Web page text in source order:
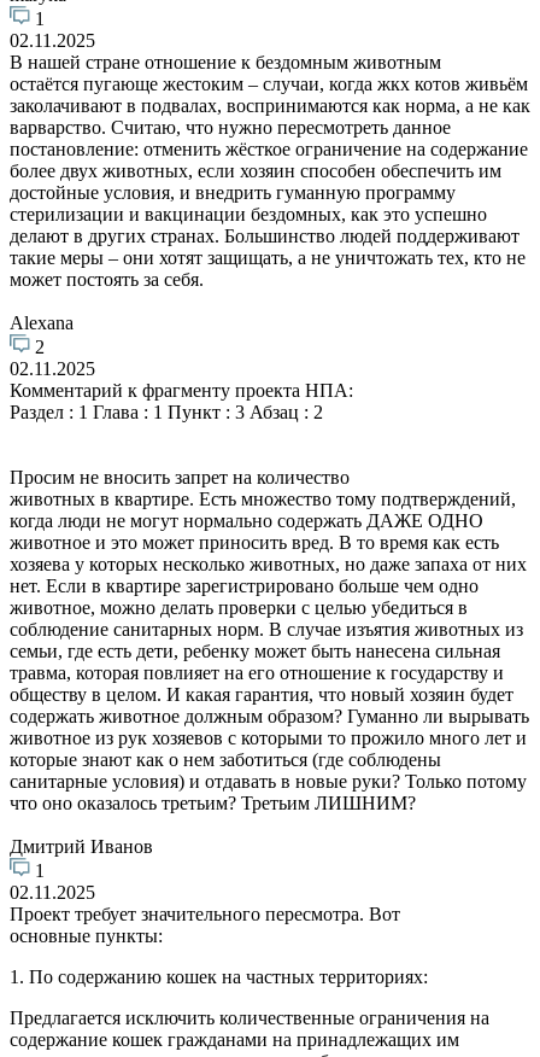
1
02.11.2025
В нашей стране отношение к бездомным животным
остаётся пугающе жестоким – случаи, когда жкх котов живьём
заколачивают в подвалах, воспринимаются как норма, а не как
варварство. Считаю, что нужно пересмотреть данное
постановление: отменить жёсткое ограничение на содержание
более двух животных, если хозяин способен обеспечить им
достойные условия, и внедрить гуманную программу
стерилизации и вакцинации бездомных, как это успешно
делают в других странах. Большинство людей поддерживают
такие меры – они хотят защищать, а не уничтожать тех, кто не
может постоять за себя.
Alexana
2
02.11.2025
Комментарий к фрагменту проекта НПА:
Раздел : 1 Глава : 1 Пункт : 3 Абзац : 2
Просим не вносить запрет на количество
животных в квартире. Есть множество тому подтверждений,
когда люди не могут нормально содержать ДАЖЕ ОДНО
животное и это может приносить вред. В то время как есть
хозяева у которых несколько животных, но даже запаха от них
нет. Если в квартире зарегистрировано больше чем одно
животное, можно делать проверки с целью убедиться в
соблюдение санитарных норм. В случае изъятия животных из
семьи, где есть дети, ребенку может быть нанесена сильная
травма, которая повлияет на его отношение к государству и
обществу в целом. И какая гарантия, что новый хозяин будет
содержать животное должным образом? Гуманно ли вырывать
животное из рук хозяевов с которыми то прожило много лет и
которые знают как о нем заботиться (где соблюдены
санитарные условия) и отдавать в новые руки? Только потому
что оно оказалось третьим? Третьим ЛИШНИМ?
Дмитрий Иванов
1
02.11.2025
Проект требует значительного пересмотра. Вот
основные пункты:
1. По содержанию кошек на частных территориях:
Предлагается исключить количественные ограничения на
содержание кошек гражданами на принадлежащих им